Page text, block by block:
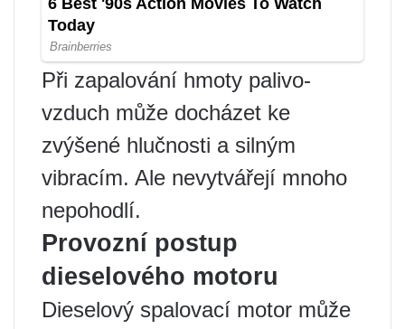
Při zapalování hmoty palivo-
vzduch může docházet ke
zvýšené hlučnosti a silným
vibracím. Ale nevytvářejí mnoho
nepohodlí.
Provozní postup
dieselového motoru
Dieselový spalovací motor může